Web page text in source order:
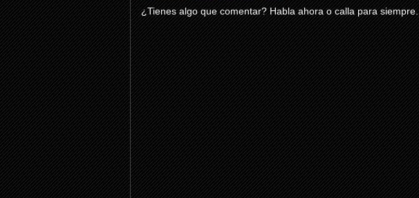
¿Tienes algo que comentar? Habla ahora o calla para siempre.